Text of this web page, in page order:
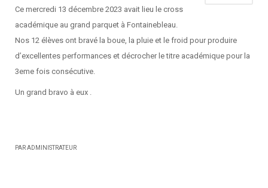
Ce mercredi 13 décembre 2023 avait lieu le cross
académique au grand parquet à Fontainebleau.
Nos 12 élèves ont bravé la boue, la pluie et le froid pour produire
d’excellentes performances et décrocher le titre académique pour la
3eme fois consécutive.
Un grand bravo à eux .
PAR ADMINISTRATEUR